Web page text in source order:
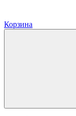
Корзина